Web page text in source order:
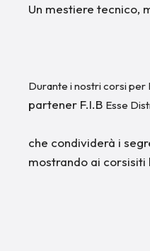
Un mestiere tecnico,
Durante i nostri corsi per
partener F.I.B Esse
che condividerà i
mostrando ai corsisiti